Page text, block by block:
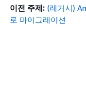
이전 주제: (레거시)
로 마이그레이션